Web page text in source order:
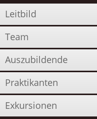
Leitbild
Team
Auszubildende
Praktikanten
Exkursionen